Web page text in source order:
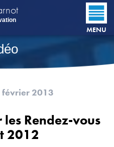
MENU
février 2013
Rendez-vous
2012